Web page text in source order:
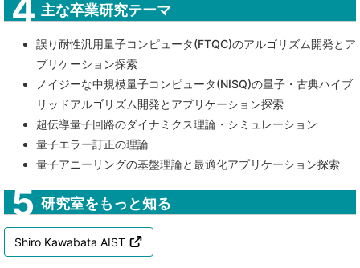
主な卒業研究テーマ
誤り耐性汎用量子コンピュータ(FTQC)のアルゴリズム開発とア
プリケーション探索
ノイジーな中規模量子コンピュータ(NISQ)の量子・古典ハイブ
リッドアルゴリズム開発とアプリケーション探索
超伝導量子回路のダイナミクス理論・シミュレーション
量子エラー訂正の理論
量子アニーリングの基盤理論と最適化アプリケーション探索
研究室をもっと知る
Shiro Kawabata AIST